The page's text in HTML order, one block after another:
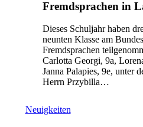
Fremdsprachen in
Dieses Schuljahr haben
neunten Klasse am
Fremdsprachen
Carlotta Georgi, 9a,
Janna Palapies, 9e, unter
Herrn Przybilla…
Neuigkeiten